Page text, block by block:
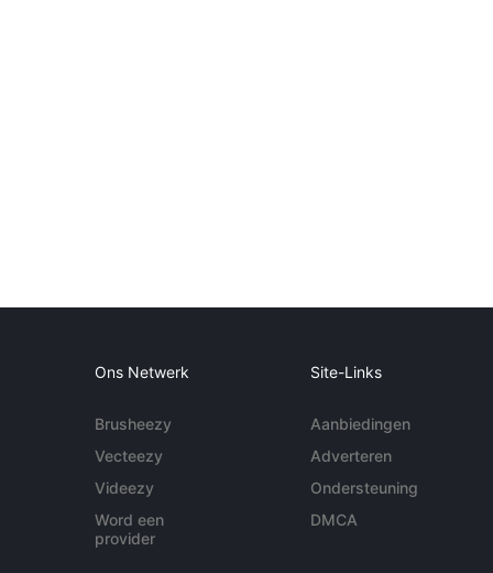
Ons Netwerk
Brusheezy
Vecteezy
Videezy
Word een
provider
Site-Links
Aanbiedingen
Adverteren
Ondersteuning
DMCA